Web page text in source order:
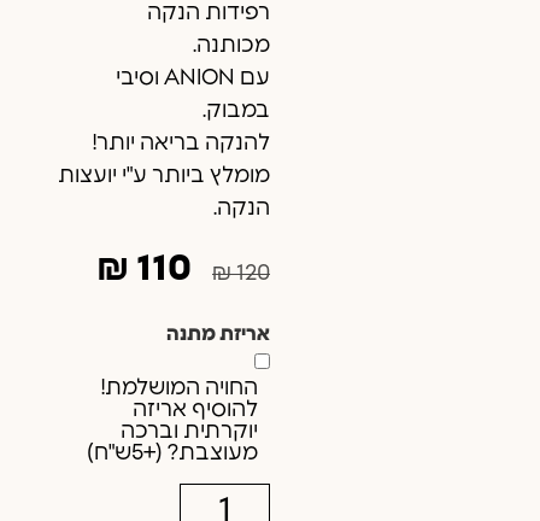
רפידות הנקה
מכותנה.
עם ANION וסיבי
במבוק.
להנקה בריאה יותר!
מומלץ ביותר ע"י יועצות
הנקה.
₪120
₪ 110
אריזת מתנה
החויה המושלמת!
להוסיף אריזה
יוקרתית וברכה
מעוצבת? (+5ש"ח)